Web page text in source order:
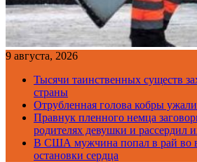
9 августа, 2026
Тысячи таинственных существ
страны
Отрубленная голова кобры
Правнук пленного немца
родителях девушки и рассердил
В США мужчина попал в рай во
остановки сердца